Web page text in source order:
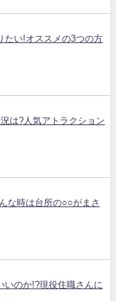
たい!オススメの3つの方
は?人気アトラクション
な時は台所の○○がまさ
いのか!?現役住職さんに